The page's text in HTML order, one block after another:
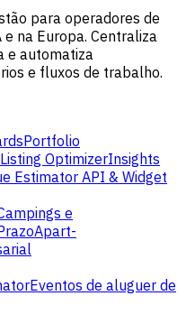
para operadores de
na Europa. Centraliza
e automatiza
e fluxos de trabalho.
Portfolio
Listing OptimizerInsights
Estimator API & Widget
e
Apart-
Eventos de aluguer de